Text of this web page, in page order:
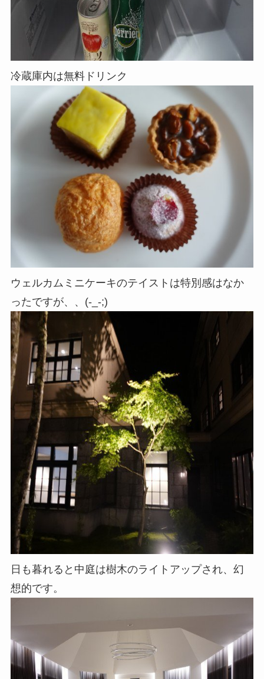
冷蔵庫内は無料ドリンク
ウェルカムミニケーキのテイストは特別感はなか
ったですが、、(-_-;)
日も暮れると中庭は樹木のライトアップされ、幻
想的です。